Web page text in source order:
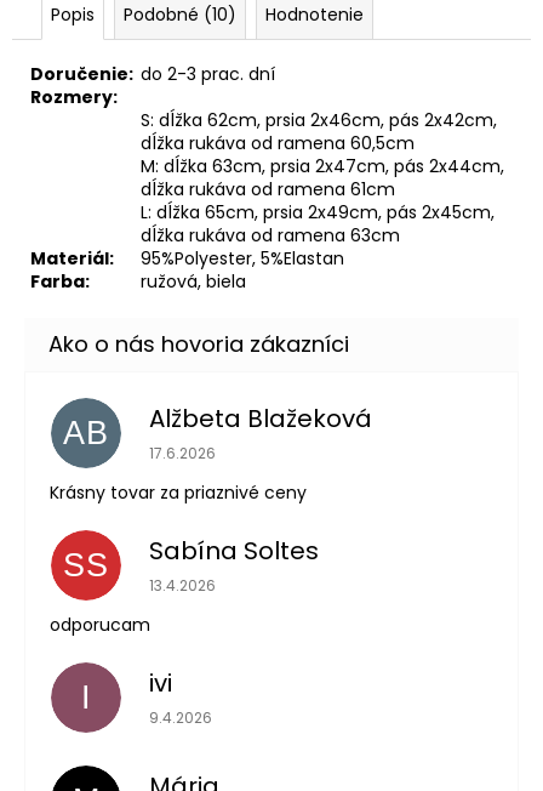
Popis Podobné (10) Hodnotenie
Doručenie: do 2-3 prac. dní
Rozmery:
S: dĺžka 62cm, prsia 2x46cm, pás 2x42cm,
dĺžka rukáva od ramena 60,5cm
M: dĺžka 63cm, prsia 2x47cm, pás 2x44cm,
dĺžka rukáva od ramena 61cm
L: dĺžka 65cm, prsia 2x49cm, pás 2x45cm,
dĺžka rukáva od ramena 63cm
Materiál:
95%Polyester, 5%Elastan
Farba:
ružová, biela
AB Alžbeta Blažeková
Hodnotenie obchodu je 5 z 5 hviezdičiek.
17.6.2026
Krásny tovar za priaznivé ceny
SS Sabína Soltes
Hodnotenie obchodu je 5 z 5 hviezdičiek.
13.4.2026
odporucam
I ivi
Hodnotenie obchodu je 5 z 5 hviezdičiek.
9.4.2026